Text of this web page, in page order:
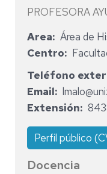
PROFESORA
Area
Área de
Centro
Teléfono
Email
Extensión
Perfil público
Docencia